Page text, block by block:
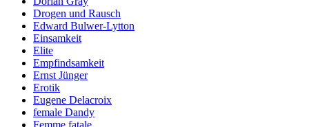
Drogen und Rausch
Edward Bulwer-Lytton
Einsamkeit
Elite
Empfindsamkeit
Ernst Jünger
Erotik
Eugene Delacroix
female Dandy